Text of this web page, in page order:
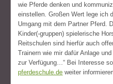
wie Pferde denken und
einstellen. Großen Wert lege ich
Umgang mit dem Partner Pferd.
Kinder(-gruppen) spielerische
Reitschulen sind hierfür auch
Trainern wie mir dafür Anlage
zur Verfügung…“ Bei Interesse
pferdeschule.de weiter